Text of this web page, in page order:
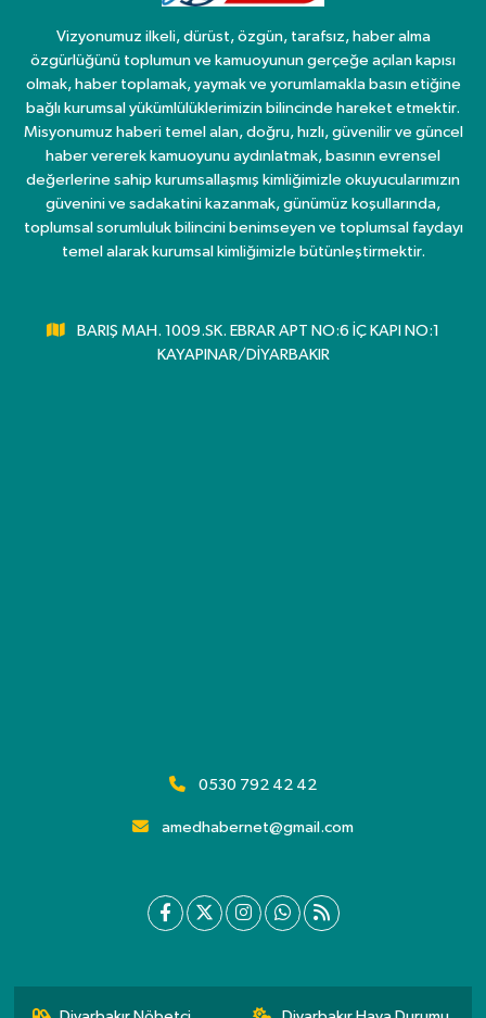
Vizyonumuz ilkeli, dürüst, özgün, tarafsız, haber alma
özgürlüğünü toplumun ve kamuoyunun gerçeğe açılan kapısı
olmak, haber toplamak, yaymak ve yorumlamakla basın etiğine
bağlı kurumsal yükümlülüklerimizin bilincinde hareket etmektir.
Misyonumuz haberi temel alan, doğru, hızlı, güvenilir ve güncel
haber vererek kamuoyunu aydınlatmak, basının evrensel
değerlerine sahip kurumsallaşmış kimliğimizle okuyucularımızın
güvenini ve sadakatini kazanmak, günümüz koşullarında,
toplumsal sorumluluk bilincini benimseyen ve toplumsal faydayı
temel alarak kurumsal kimliğimizle bütünleştirmektir.
BARIŞ MAH. 1009.SK. EBRAR APT NO:6 İÇ KAPI NO:1
KAYAPINAR/DİYARBAKIR
0530 792 42 42
amedhabernet@gmail.com